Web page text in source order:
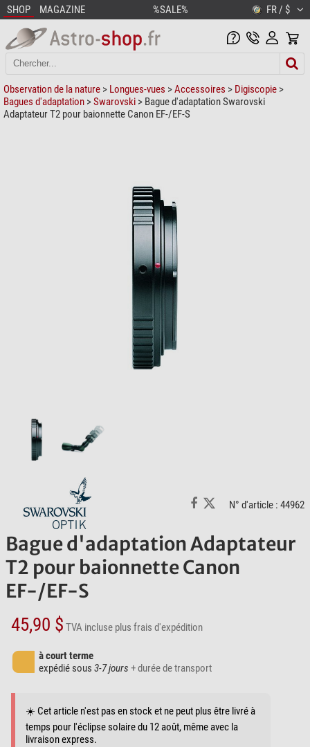
SHOP MAGAZINE %SALE% FR / $
Observation de la nature > Longues-vues >Accessoires > Digiscopie >
Bagues d'adaptation >Swarovski > Bague d'adaptation Swarovski
Adaptateur T2 pour baionnette Canon EF-/EF-S
N° d'article : 44962
Bague d'adaptation Adaptateur
T2 pour baionnette Canon
EF-/EF-S
45,90 $ TVA incluse plus frais d'expédition
à court terme
expédié sous 3-7 jours + durée de transport
☀️ Cet article n'est pas en stock et ne peut plus être livré à
temps pour l'éclipse solaire du 12 août, même avec la
livraison express.